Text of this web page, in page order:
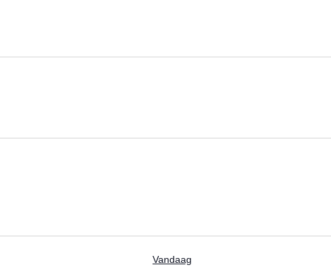
Vandaag